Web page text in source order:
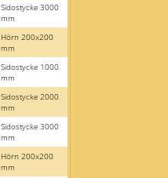
Sidostycke 3000
mm
Hörn 200x200
mm
Sidostycke 1000
mm
Sidostycke 2000
mm
Sidostycke 3000
mm
Hörn 200x200
mm